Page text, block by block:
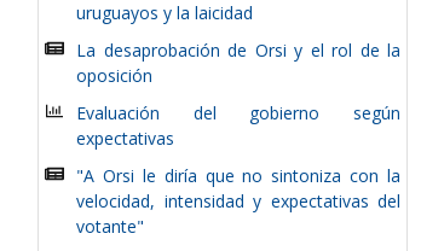
uruguayos y la laicidad
La desaprobación de Orsi y el rol de la
oposición
Evaluación del gobierno según
expectativas
"A Orsi le diría que no sintoniza con la
velocidad, intensidad y expectativas del
votante"